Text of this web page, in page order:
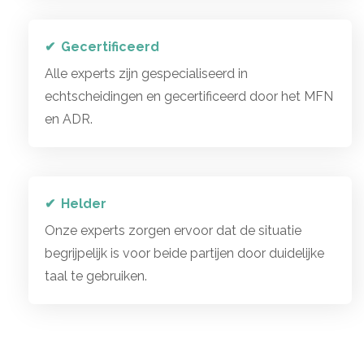
Gecertificeerd
Alle experts zijn gespecialiseerd in
echtscheidingen en gecertificeerd door het MFN
en ADR.
Helder
Onze experts zorgen ervoor dat de situatie
begrijpelijk is voor beide partijen door duidelijke
taal te gebruiken.